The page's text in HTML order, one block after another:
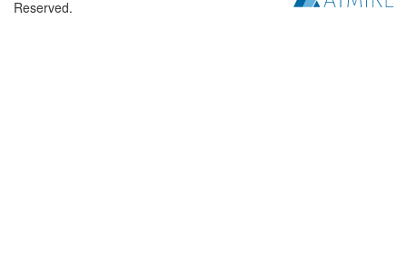
Reserved.